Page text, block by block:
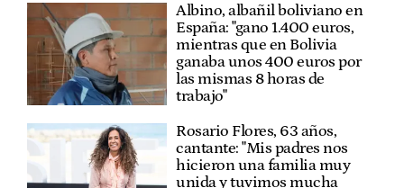
Albino, albañil boliviano en
España: "gano 1.400 euros,
mientras que en Bolivia
ganaba unos 400 euros por
las mismas 8 horas de
trabajo"
Rosario Flores, 63 años,
cantante: "Mis padres nos
hicieron una familia muy
unida y tuvimos mucha